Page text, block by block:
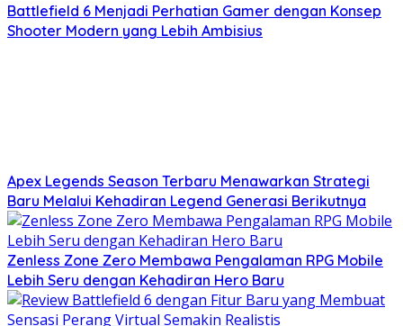
Battlefield 6 Menjadi Perhatian Gamer dengan Konsep
Shooter Modern yang Lebih Ambisius
Apex Legends Season Terbaru Menawarkan Strategi
Baru Melalui Kehadiran Legend Generasi Berikutnya
Zenless Zone Zero Membawa Pengalaman RPG Mobile
Lebih Seru dengan Kehadiran Hero Baru